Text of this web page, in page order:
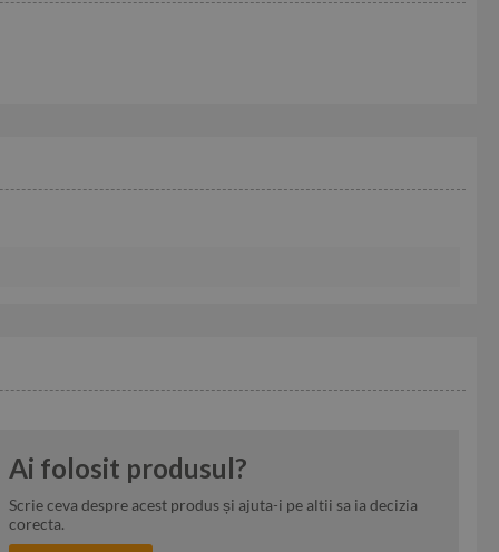
Ai folosit produsul?
Scrie ceva despre acest produs și ajuta-i pe altii sa ia decizia
corecta.